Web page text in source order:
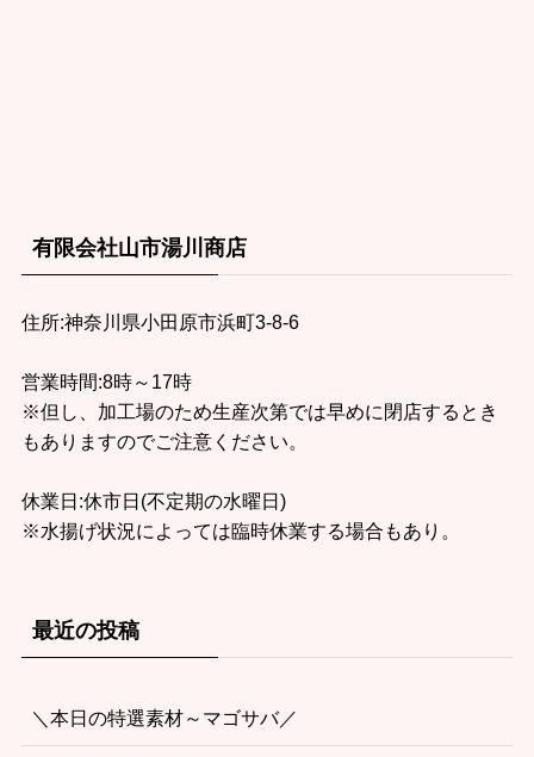
有限会社山市湯川商店
住所:神奈川県小田原市浜町3-8-6
営業時間:8時～17時
※但し、加工場のため生産次第では早めに閉店するとき
もありますのでご注意ください。
休業日:休市日(不定期の水曜日)
※水揚げ状況によっては臨時休業する場合もあり。
最近の投稿
＼本日の特選素材～マゴサバ／